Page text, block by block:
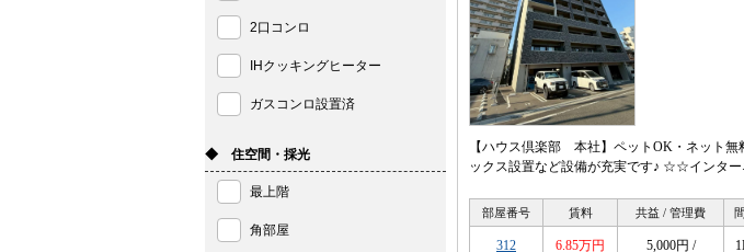
【ハウス倶楽部 本社】ペットOK・ネット
ックス設置など設備が充実です♪ ☆☆インタ
部屋番号 賃料 共益 / 管理費
312 6.85万円 5,000円 /
2口コンロ
IHクッキングヒーター
ガスコンロ設置済
◆ 住空間・採光
最上階
角部屋